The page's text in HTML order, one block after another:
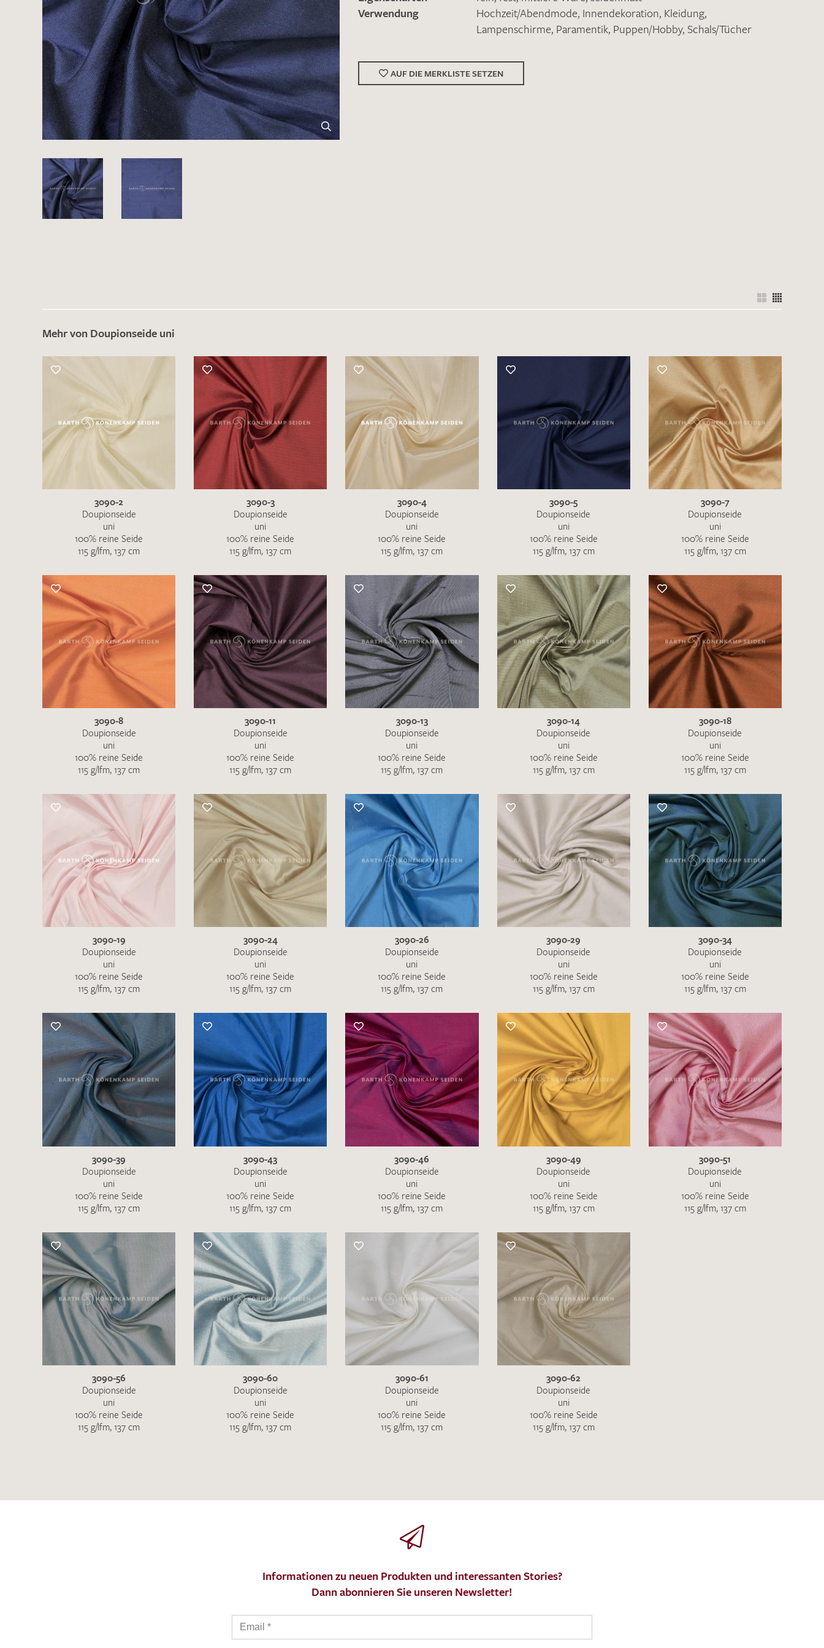
Merkliste / Musteranfrage
Es sind bisher keine Produkte auf Ihrer
Merkliste.
Sollten Sie dennoch eine individuelle
Musteranfrage stellen wollen, vermerken
Sie diese bitte im Feld "Anmerkungen".
IHRE KONTAKTDATEN
Leider ist das Kontaktformular zum aktuellen Zeitpunkt nicht funktionstüchtig. Bitte
schreiben Sie eine E-Mail mit ihren Kontaktdaten direkt aninfo@barth-seiden.de.
Wir arbeiten schnellstmöglich an einer Lösung – Danke!
Ich bin damit einverstanden, dass meine angegebenen Daten zur Beantwortung meiner Musteranfrage
MUSTERANFRAGE SENDEN
Verwendung
Hochzeit/Abendmode, Innendekoration, Kleidung,
Lampenschirme, Paramentik, Puppen/Hobby, Schals/Tücher
AUF DIE MERKLISTE SETZEN
Mehr von Doupionseide uni
3090-2
Doupionseide
uni
100% reine Seide
115 g/lfm, 137 cm
3090-3
Doupionseide
uni
100% reine Seide
115 g/lfm, 137 cm
3090-4
Doupionseide
uni
100% reine Seide
115 g/lfm, 137 cm
3090-5
Doupionseide
uni
100% reine Seide
115 g/lfm, 137 cm
3090-7
Doupionseide
uni
100% reine Seide
115 g/lfm, 137 cm
3090-8
Doupionseide
uni
100% reine Seide
115 g/lfm, 137 cm
3090-11
Doupionseide
uni
100% reine Seide
115 g/lfm, 137 cm
3090-13
Doupionseide
uni
100% reine Seide
115 g/lfm, 137 cm
3090-14
Doupionseide
uni
100% reine Seide
115 g/lfm, 137 cm
3090-18
Doupionseide
uni
100% reine Seide
115 g/lfm, 137 cm
3090-19
Doupionseide
uni
100% reine Seide
115 g/lfm, 137 cm
3090-24
Doupionseide
uni
100% reine Seide
115 g/lfm, 137 cm
3090-26
Doupionseide
uni
100% reine Seide
115 g/lfm, 137 cm
3090-29
Doupionseide
uni
100% reine Seide
115 g/lfm, 137 cm
3090-34
Doupionseide
uni
100% reine Seide
115 g/lfm, 137 cm
3090-39
Doupionseide
uni
100% reine Seide
115 g/lfm, 137 cm
3090-43
Doupionseide
uni
100% reine Seide
115 g/lfm, 137 cm
3090-46
Doupionseide
uni
100% reine Seide
115 g/lfm, 137 cm
3090-49
Doupionseide
uni
100% reine Seide
115 g/lfm, 137 cm
3090-51
Doupionseide
uni
100% reine Seide
115 g/lfm, 137 cm
3090-56
Doupionseide
uni
100% reine Seide
115 g/lfm, 137 cm
3090-60
Doupionseide
uni
100% reine Seide
115 g/lfm, 137 cm
3090-61
Doupionseide
uni
100% reine Seide
115 g/lfm, 137 cm
3090-62
Doupionseide
uni
100% reine Seide
115 g/lfm, 137 cm
Informationen zu neuen Produkten und interessanten Stories?
Dann abonnieren Sie unseren Newsletter!